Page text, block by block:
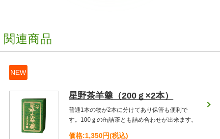
関連商品
NEW
星野茶羊羹（200ｇ×2本）
普通1本の物が2本に分けてあり保管も便利で
す。100ｇの缶詰茶とも詰め合わせが出来ます。
価格:1,350円(税込)